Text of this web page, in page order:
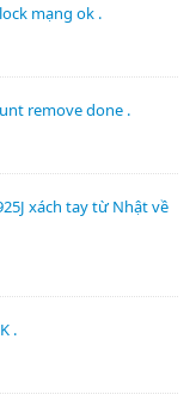
mạng ok .
remove done .
xách tay từ Nhật về
.